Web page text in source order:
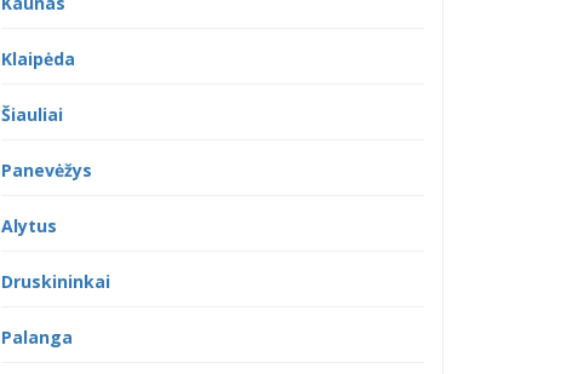
Klaipėda
Šiauliai
Panevėžys
Alytus
Druskininkai
Palanga